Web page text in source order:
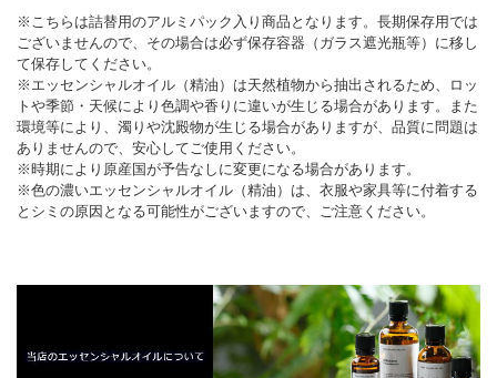
※こちらは詰替用のアルミパック入り商品となります。長期保存用では
ございませんので、その場合は必ず保存容器（ガラス遮光瓶等）に移し
て保存してください。
※エッセンシャルオイル（精油）は天然植物から抽出されるため、ロッ
トや季節・天候により色調や香りに違いが生じる場合があります。また
環境等により、濁りや沈殿物が生じる場合がありますが、品質に問題は
ありませんので、安心してご使用ください。
※時期により原産国が予告なしに変更になる場合があります。
※色の濃いエッセンシャルオイル（精油）は、衣服や家具等に付着する
とシミの原因となる可能性がございますので、ご注意ください。